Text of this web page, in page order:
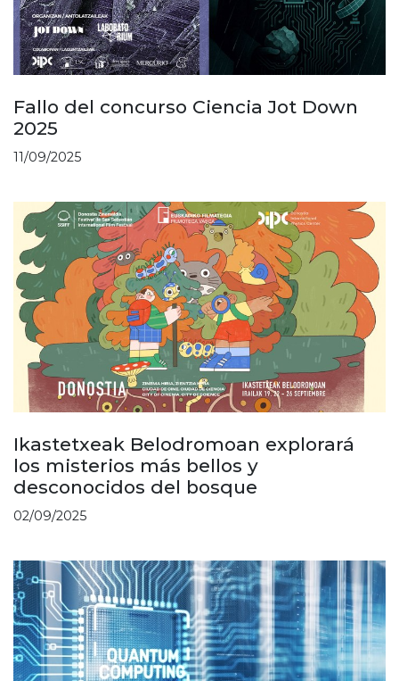
Fallo del concurso Ciencia Jot Down
2025
11/09/2025
Ikastetxeak Belodromoan explorará
los misterios más bellos y
desconocidos del bosque
02/09/2025